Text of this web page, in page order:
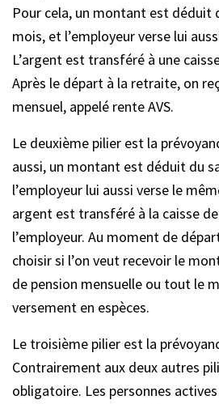
Pour cela, un montant est déduit
mois, et l’employeur verse lui
L’argent est transféré à une
Après le départ à la retraite, on
mensuel, appelé rente AVS.
Le deuxième pilier est la
aussi, un montant est déduit du
l’employeur lui aussi verse le
argent est transféré à la caisse
l’employeur. Au moment de
choisir si l’on veut recevoir le
de pension mensuelle ou tout le
versement en espèces.
Le troisième pilier est la
Contrairement aux deux autres
obligatoire. Les personnes